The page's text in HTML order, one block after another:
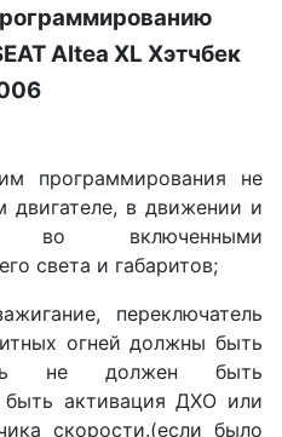
Altea XL Хэтчбек
не
двигателе, в движении и
во включенными
света и габаритов;
переключатель
огней должны быть
не должен быть
активация ДХО или
скорости.(если было